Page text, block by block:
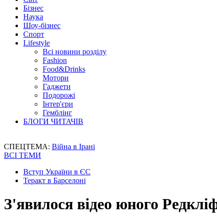
Бізнес
Наука
Шоу-бізнес
Спорт
Lifestyle
Всі новини розділу
Fashion
Food&Drinks
Мотори
Гаджети
Подорожі
Інтер'єри
Гемблінг
БЛОГИ ЧИТАЧІВ
СПЕЦТЕМА: Війна в Ірані
ВСІ ТЕМИ
Вступ України в ЄС
Теракт в Барселоні
З'явилося відео юного